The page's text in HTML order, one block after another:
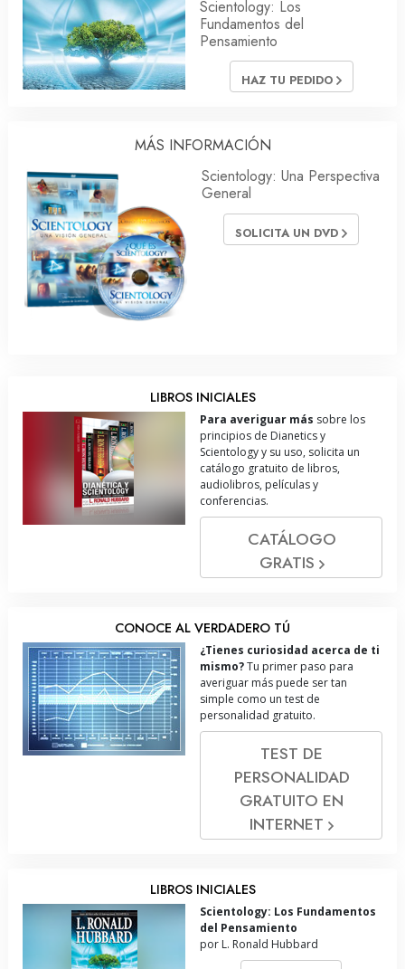
Scientology: Los
Fundamentos del
Pensamiento
HAZ TU PEDIDO
MÁS INFORMACIÓN
Scientology: Una Perspectiva
General
SOLICITA UN DVD
LIBROS INICIALES
Para averiguar más sobre los
principios de Dianetics y
Scientology y su uso, solicita un
catálogo gratuito de libros,
audiolibros, películas y
conferencias.
CATÁLOGO
GRATIS
CONOCE AL VERDADERO TÚ
¿Tienes curiosidad acerca de ti
mismo?Tu primer paso para
averiguar más puede ser tan
simple como un test de
personalidad gratuito.
TEST DE
PERSONALIDAD
GRATUITO EN
INTERNET
LIBROS INICIALES
Scientology: Los Fundamentos
del Pensamiento
por L. Ronald Hubbard